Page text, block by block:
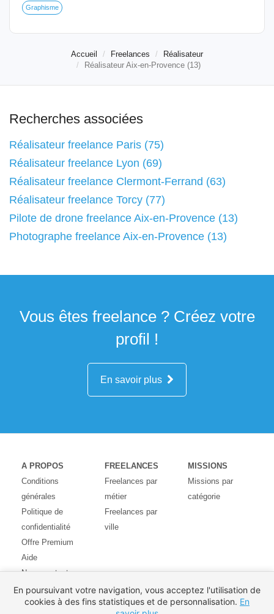
Graphisme
Accueil Freelances
Réalisateur
Réalisateur Aix-en-Provence (13)
Recherches associées
Réalisateur freelance Paris (75)
Réalisateur freelance Lyon (69)
Réalisateur freelance Clermont-Ferrand (63)
Réalisateur freelance Torcy (77)
Pilote de drone freelance Aix-en-Provence (13)
Photographe freelance Aix-en-Provence (13)
Vous êtes freelance ? Créez votre
profil !
En savoir plus
A PROPOS
Conditions
générales
Politique de
confidentialité
Offre Premium
Aide
Nous contacter
Avis des
utilisateurs
FREELANCES
Freelances par
métier
Freelances par
ville
MISSIONS
Missions par
catégorie
En poursuivant votre navigation, vous acceptez l'utilisation de
cookies à des fins statistiques et de personnalisation. En